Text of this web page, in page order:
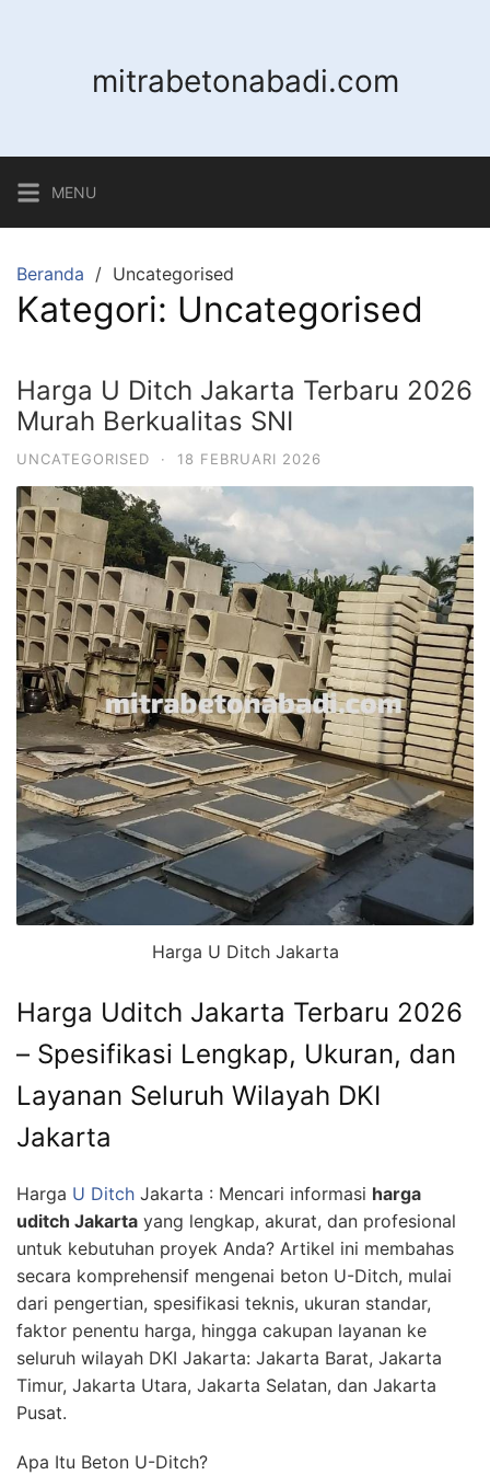
mitrabetonabadi.com
MENU
Beranda Uncategorised
Kategori: Uncategorised
Harga U Ditch Jakarta Terbaru 2026
Murah Berkualitas SNI
UNCATEGORISED · 18 FEBRUARI 2026
Harga U Ditch Jakarta
Harga Uditch Jakarta Terbaru 2026
– Spesifikasi Lengkap, Ukuran, dan
Layanan Seluruh Wilayah DKI
Jakarta
Harga U Ditch Jakarta : Mencari informasi harga
uditch Jakarta yang lengkap, akurat, dan profesional
untuk kebutuhan proyek Anda? Artikel ini membahas
secara komprehensif mengenai beton U-Ditch, mulai
dari pengertian, spesifikasi teknis, ukuran standar,
faktor penentu harga, hingga cakupan layanan ke
seluruh wilayah DKI Jakarta: Jakarta Barat, Jakarta
Timur, Jakarta Utara, Jakarta Selatan, dan Jakarta
Pusat.
Apa Itu Beton U-Ditch?